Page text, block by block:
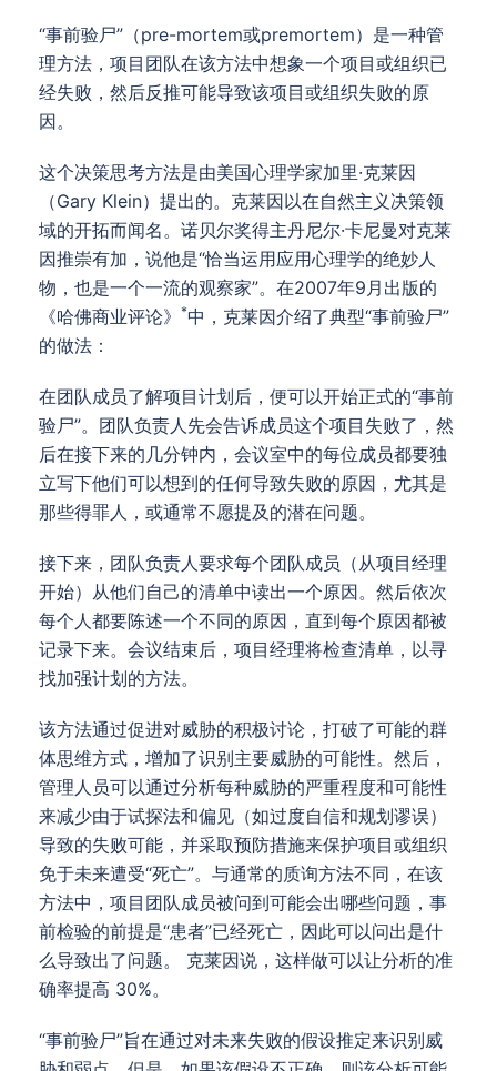
“事前验尸”（pre-mortem或premortem）是一种管
理方法，项目团队在该方法中想象一个项目或组织已
经失败，然后反推可能导致该项目或组织失败的原
因。
这个决策思考方法是由美国心理学家加里·克莱因
（Gary Klein）提出的。克莱因以在自然主义决策领
域的开拓而闻名。诺贝尔奖得主丹尼尔·卡尼曼对克莱
因推崇有加，说他是“恰当运用应用心理学的绝妙人
物，也是一个一流的观察家”。在2007年9月出版的
《哈佛商业评论》 *中，克莱因介绍了典型“事前验尸”
的做法：
在团队成员了解项目计划后，便可以开始正式的“事前
验尸”。团队负责人先会告诉成员这个项目失败了，然
后在接下来的几分钟内，会议室中的每位成员都要独
立写下他们可以想到的任何导致失败的原因，尤其是
那些得罪人，或通常不愿提及的潜在问题。
接下来，团队负责人要求每个团队成员（从项目经理
开始）从他们自己的清单中读出一个原因。然后依次
每个人都要陈述一个不同的原因，直到每个原因都被
记录下来。会议结束后，项目经理将检查清单，以寻
找加强计划的方法。
该方法通过促进对威胁的积极讨论，打破了可能的群
体思维方式，增加了识别主要威胁的可能性。然后，
管理人员可以通过分析每种威胁的严重程度和可能性
来减少由于试探法和偏见（如过度自信和规划谬误）
导致的失败可能，并采取预防措施来保护项目或组织
免于未来遭受“死亡”。与通常的质询方法不同，在该
方法中，项目团队成员被问到可能会出哪些问题，事
前检验的前提是“患者”已经死亡，因此可以问出是什
么导致出了问题。 克莱因说，这样做可以让分析的准
确率提高 30%。
“事前验尸”旨在通过对未来失败的假设推定来识别威